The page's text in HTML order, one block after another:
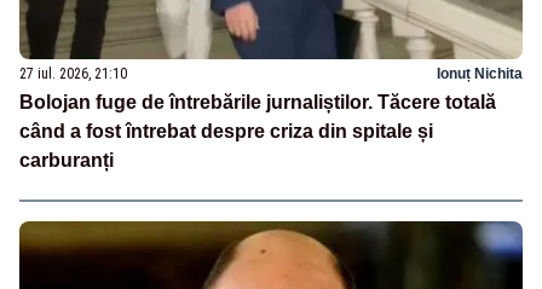
27 iul. 2026, 21:10 Ionuț Nichita
Bolojan fuge de întrebările jurnaliștilor. Tăcere totală
când a fost întrebat despre criza din spitale și
carburanți